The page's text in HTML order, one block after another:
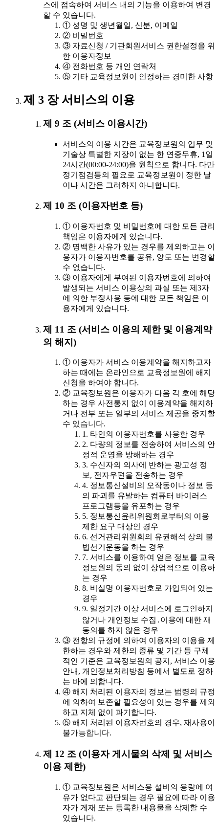
스에 접속하여 서비스 내의 기능을 이용하여 변경
할 수 있습니다.
① 성명 및 생년월일, 신분, 이메일
② 비밀번호
③ 자료신청 / 기관회원서비스 권한설정을 위
한 이용자정보
④ 전화번호 등 개인 연락처
⑤ 기타 교육정보원이 인정하는 경미한 사항
제 3 장 서비스의 이용
제 9 조 (서비스 이용시간)
서비스의 이용 시간은 교육정보원의 업무 및
기술상 특별한 지장이 없는 한 연중무휴, 1일
24시간(00:00-24:00)을 원칙으로 합니다. 다만
정기점검등의 필요로 교육정보원이 정한 날
이나 시간은 그러하지 아니합니다.
제 10 조 (이용자번호 등)
① 이용자번호 및 비밀번호에 대한 모든 관리
책임은 이용자에게 있습니다.
② 명백한 사유가 있는 경우를 제외하고는 이
용자가 이용자번호를 공유, 양도 또는 변경할
수 없습니다.
③ 이용자에게 부여된 이용자번호에 의하여
발생되는 서비스 이용상의 과실 또는 제3자
에 의한 부정사용 등에 대한 모든 책임은 이
용자에게 있습니다.
제 11 조 (서비스 이용의 제한 및 이용계약
의 해지)
① 이용자가 서비스 이용계약을 해지하고자
하는 때에는 온라인으로 교육정보원에 해지
신청을 하여야 합니다.
② 교육정보원은 이용자가 다음 각 호에 해당
하는 경우 사전통지 없이 이용계약을 해지하
거나 전부 또는 일부의 서비스 제공을 중지할
수 있습니다.
1. 타인의 이용자번호를 사용한 경우
2. 다량의 정보를 전송하여 서비스의 안
정적 운영을 방해하는 경우
3. 수신자의 의사에 반하는 광고성 정
보, 전자우편을 전송하는 경우
4. 정보통신설비의 오작동이나 정보 등
의 파괴를 유발하는 컴퓨터 바이러스
프로그램등을 유포하는 경우
5. 정보통신윤리위원회로부터의 이용
제한 요구 대상인 경우
6. 선거관리위원회의 유권해석 상의 불
법선거운동을 하는 경우
7. 서비스를 이용하여 얻은 정보를 교육
정보원의 동의 없이 상업적으로 이용하
는 경우
8. 비실명 이용자번호로 가입되어 있는
경우
9. 일정기간 이상 서비스에 로그인하지
않거나 개인정보 수집․이용에 대한 재
동의를 하지 않은 경우
③ 전항의 규정에 의하여 이용자의 이용을 제
한하는 경우와 제한의 종류 및 기간 등 구체
적인 기준은 교육정보원의 공지, 서비스 이용
안내, 개인정보처리방침 등에서 별도로 정하
는 바에 의합니다.
④ 해지 처리된 이용자의 정보는 법령의 규정
에 의하여 보존할 필요성이 있는 경우를 제외
하고 지체 없이 파기합니다.
⑤ 해지 처리된 이용자번호의 경우, 재사용이
불가능합니다.
제 12 조 (이용자 게시물의 삭제 및 서비스
이용 제한)
① 교육정보원은 서비스용 설비의 용량에 여
유가 없다고 판단되는 경우 필요에 따라 이용
자가 게재 또는 등록한 내용물을 삭제할 수
있습니다.